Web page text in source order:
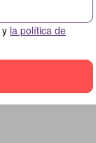
y la política de